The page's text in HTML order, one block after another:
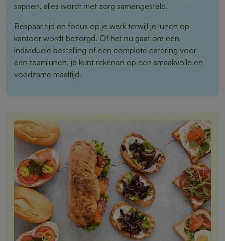
sappen, alles wordt met zorg samengesteld.
Bespaar tijd en focus op je werk terwijl je lunch op
kantoor wordt bezorgd. Of het nu gaat om een
individuele bestelling of een complete catering voor
een teamlunch, je kunt rekenen op een smaakvolle en
voedzame maaltijd.